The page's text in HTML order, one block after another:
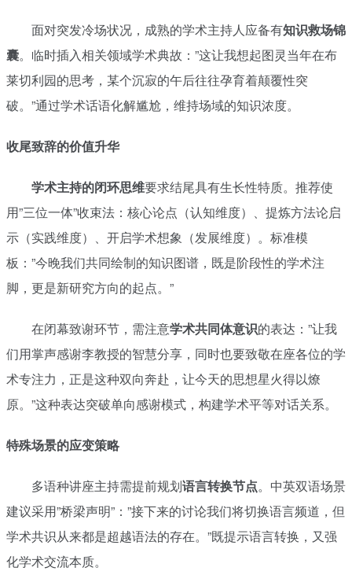
面对突发冷场状况，成熟的学术主持人应备有知识救场锦
囊。临时插入相关领域学术典故：”这让我想起图灵当年在布
莱切利园的思考，某个沉寂的午后往往孕育着颠覆性突
破。”通过学术话语化解尴尬，维持场域的知识浓度。
收尾致辞的价值升华
学术主持的闭环思维要求结尾具有生长性特质。推荐使
用”三位一体”收束法：核心论点（认知维度）、提炼方法论启
示（实践维度）、开启学术想象（发展维度）。标准模
板：”今晚我们共同绘制的知识图谱，既是阶段性的学术注
脚，更是新研究方向的起点。”
在闭幕致谢环节，需注意学术共同体意识的表达：”让我
们用掌声感谢李教授的智慧分享，同时也要致敬在座各位的学
术专注力，正是这种双向奔赴，让今天的思想星火得以燎
原。”这种表达突破单向感谢模式，构建学术平等对话关系。
特殊场景的应变策略
多语种讲座主持需提前规划语言转换节点。中英双语场景
建议采用”桥梁声明”：”接下来的讨论我们将切换语言频道，但
学术共识从来都是超越语法的存在。”既提示语言转换，又强
化学术交流本质。